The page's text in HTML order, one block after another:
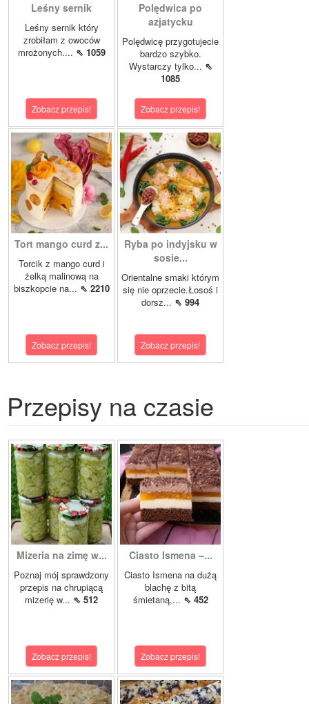
Leśny sernik
Leśny sernik który
zrobiłam z owoców
mrożonych.... ⇖ 1059
Zobacz przepis!
Polędwica po
azjatycku
Polędwicę przygotujecie
bardzo szybko.
Wystarczy tylko... ⇖
1085
Zobacz przepis!
Tort mango curd z...
Torcik z mango curd i
żelką malinową na
biszkopcie na... ⇖ 2210
Zobacz przepis!
Ryba po indyjsku w
sosie...
Orientalne smaki którym
się nie oprzecie.Łosoś i
dorsz... ⇖ 994
Zobacz przepis!
Przepisy na czasie
Mizeria na zimę w...
Poznaj mój sprawdzony
przepis na chrupiącą
mizerię w... ⇖ 512
Zobacz przepis!
Ciasto Ismena –...
Ciasto Ismena na dużą
blachę z bitą
śmietaną,... ⇖ 452
Zobacz przepis!